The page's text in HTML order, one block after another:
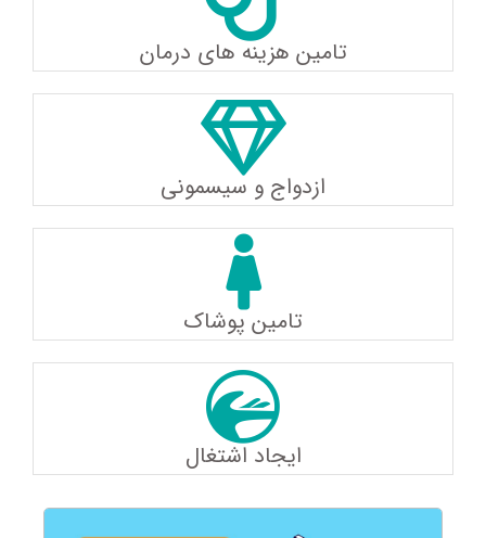
تامین هزینه های درمان
ازدواج و سیسمونی
تامین پوشاک
ایجاد اشتغال